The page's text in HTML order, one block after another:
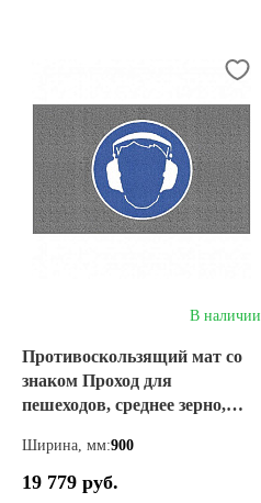
В наличии
Противоскользящий мат со
знаком Проход для
пешеходов, среднее зерно,
Ширина, мм:900
19 779 руб.